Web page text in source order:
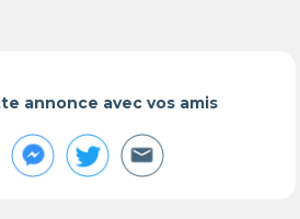
annonce avec vos amis